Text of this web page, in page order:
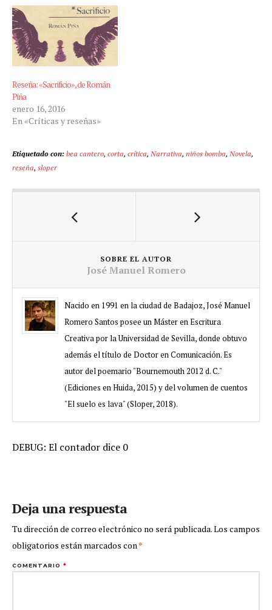
Reseña: «Sacrificio», de Román
Piña
enero 16, 2016
En «Críticas y reseñas»
Etiquetado con:bea cantero, corta, crítica, Narrativa, niños bomba, Novela,
reseña, sloper
SOBRE EL AUTOR
José Manuel Romero
Nacido en 1991 en la ciudad de Badajoz, José Manuel
Romero Santos posee un Máster en Escritura
Creativa por la Universidad de Sevilla, donde obtuvo
además el título de Doctor en Comunicación. Es
autor del poemario "Bournemouth 2012 d. C."
(Ediciones en Huida, 2015) y del volumen de cuentos
"El suelo es lava" (Sloper, 2018).
DEBUG: El contador dice 0
Deja una respuesta
Tu dirección de correo electrónico no será publicada.Los campos
obligatorios están marcados con*
COMENTARIO *